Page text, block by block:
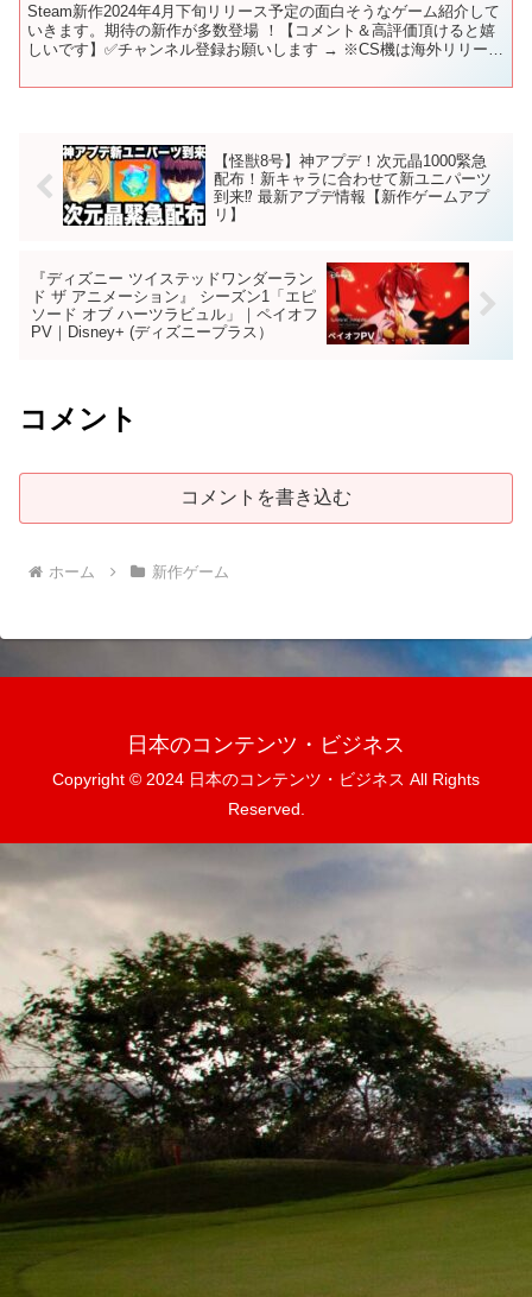
Steam新作2024年4月下旬リリース予定の面白そうなゲーム紹介して
いきます。期待の新作が多数登場 ！【コメント＆高評価頂けると嬉
しいです】✅チャンネル登録お願いします → ※CS機は海外リリース
【怪獣8号】神アプデ！次元晶1000緊急
配布！新キャラに合わせて新ユニパーツ
到来⁉︎ 最新アプデ情報【新作ゲームアプ
リ】
『ディズニー ツイステッドワンダーラン
ド ザ アニメーション』 シーズン1「エピ
ソード オブ ハーツラビュル」｜ペイオフ
PV｜Disney+ (ディズニープラス）
コメント
コメントを書き込む
ホーム 新作ゲーム
日本のコンテンツ・ビジネス
Copyright © 2024 日本のコンテンツ・ビジネス All Rights
Reserved.